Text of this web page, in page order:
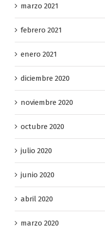
marzo 2021
febrero 2021
enero 2021
diciembre 2020
noviembre 2020
octubre 2020
julio 2020
junio 2020
abril 2020
marzo 2020